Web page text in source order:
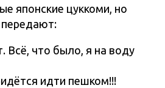
японские цуккоми, но
Всё, что было, я на воду
идти пешком!!!